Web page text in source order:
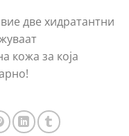
две хидратантни
кожа за која